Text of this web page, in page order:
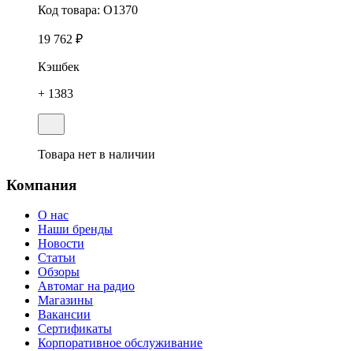
Код товара: O1370
19 762 ₽
Кэшбек
+ 1383
Товара нет в наличии
Компания
О нас
Наши бренды
Новости
Статьи
Обзоры
Автомаг на радио
Магазины
Вакансии
Сертификаты
Корпоративное обслуживание